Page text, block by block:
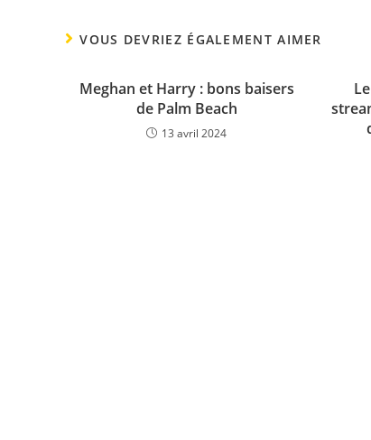
VOUS DEVRIEZ ÉGALEMENT AIMER
Meghan et Harry : bons baisers
de Palm Beach
13 avril 2024